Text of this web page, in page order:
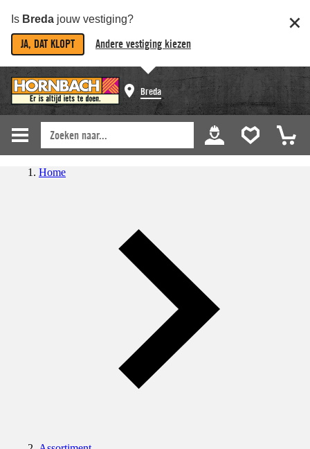
Is Breda jouw vestiging?
JA, DAT KLOPT Andere vestiging kiezen
Breda
Home